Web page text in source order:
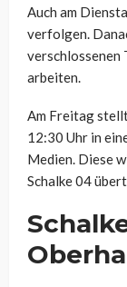
Auch am
verfolgen.
verschlossenen
arbeiten.
Am Freitag
12:30 Uhr in
Medien. Diese
Schalke 04